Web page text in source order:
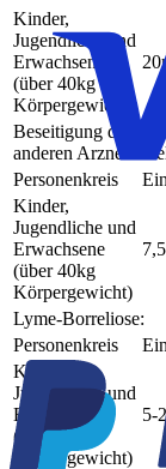
Kinder,
Jugendliche und
Erwachsene
(über 40kg
Körpergewicht)
Beseitigung des
anderen
Personenkreis
Kinder,
Jugendliche und
Erwachsene
(über 40kg
Körpergewicht)
Lyme-Borreliose:
Personenkreis
Kinder,
Jugendliche und
Erwachsene
(über 40kg
Körpergewicht)
5-